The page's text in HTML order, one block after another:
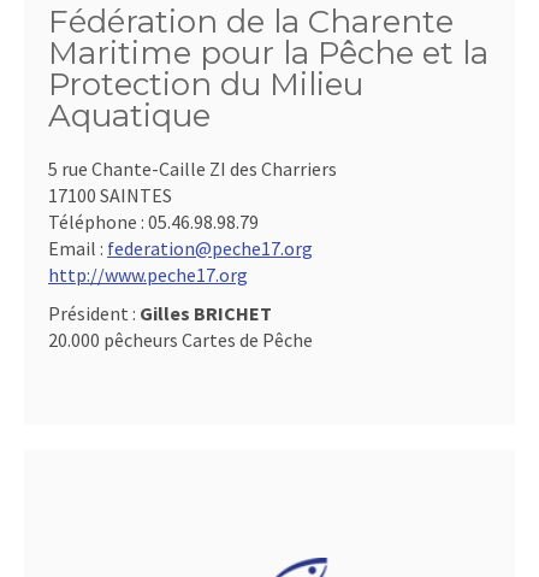
Fédération de la Charente
Maritime pour la Pêche et la
Protection du Milieu
Aquatique
5 rue Chante-Caille ZI des Charriers
17100 SAINTES
Téléphone : 05.46.98.98.79
Email : federation@peche17.org
http://www.peche17.org
Président : Gilles BRICHET
20.000 pêcheurs Cartes de Pêche